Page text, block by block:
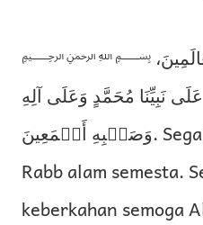
﷽ الۡحَمۡدُ لِلهِ رَبِّ الۡعَالَمِينَ،
نَبِيِّنَا مُحَمَّدٍ وَعَلَى آلِهِ
وَصَحۡبِهِ أَجۡمَعِينَ. Segala puji bagi Allah
Rabb alam semesta.
keberkahan semoga